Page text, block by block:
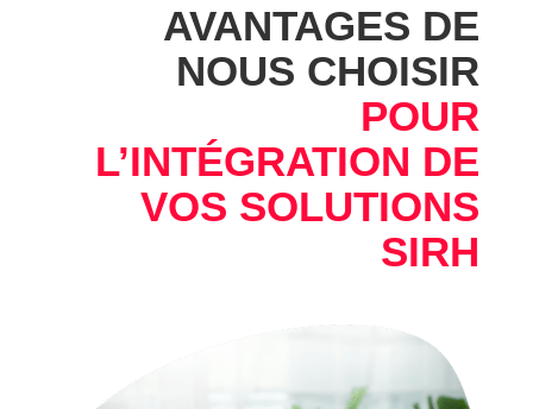
AVANTAGES DE
NOUS CHOISIR
POUR
L’INTÉGRATION DE
VOS SOLUTIONS
SIRH